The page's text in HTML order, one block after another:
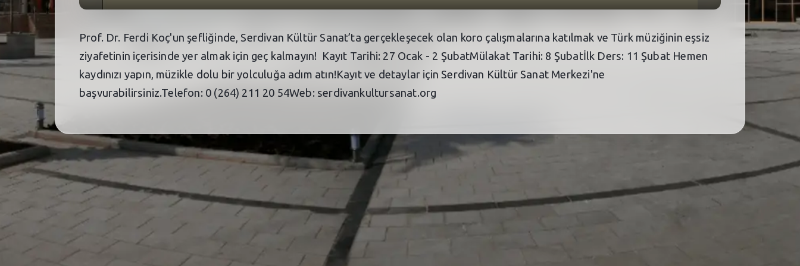
Prof. Dr. Ferdi Koç'un şefliğinde, Serdivan Kültür Sanat’ta gerçekleşecek olan koro çalışmalarına katılmak ve Türk müziğinin eşsiz
ziyafetinin içerisinde yer almak için geç kalmayın! Kayıt Tarihi: 27 Ocak - 2 ŞubatMülakat Tarihi: 8 Şubatİlk Ders: 11 Şubat Hemen
kaydınızı yapın, müzikle dolu bir yolculuğa adım atın!Kayıt ve detaylar için Serdivan Kültür Sanat Merkezi'ne
başvurabilirsiniz.Telefon: 0 (264) 211 20 54Web: serdivankultursanat.org